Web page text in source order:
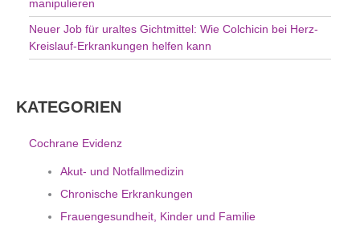
manipulieren
Neuer Job für uraltes Gichtmittel: Wie Colchicin bei Herz-
Kreislauf-Erkrankungen helfen kann
KATEGORIEN
Cochrane Evidenz
Akut- und Notfallmedizin
Chronische Erkrankungen
Frauengesundheit, Kinder und Familie